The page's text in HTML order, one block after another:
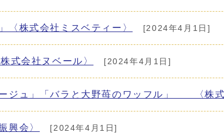
〈株式会社ミスベティー〉 [2024年4月1日]
式会社ヌベール〉 [2024年4月1日]
ジュ」「バラと大野苺のワッフル」 〈株式
会〉 [2024年4月1日]